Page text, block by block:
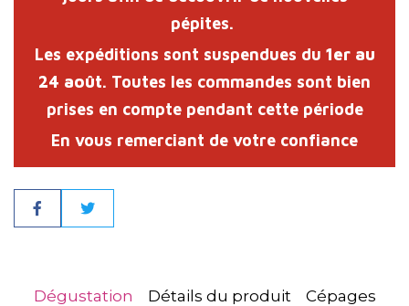
pépites.
Les expéditions sont suspendues du 1er au
24 août. Toutes les commandes sont bien
prises en compte pendant cette période
En vous remerciant de votre confiance
Partager
Dégustation Détails du produit Cépages